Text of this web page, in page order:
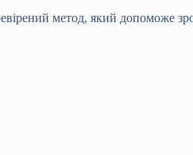
метод, який допоможе